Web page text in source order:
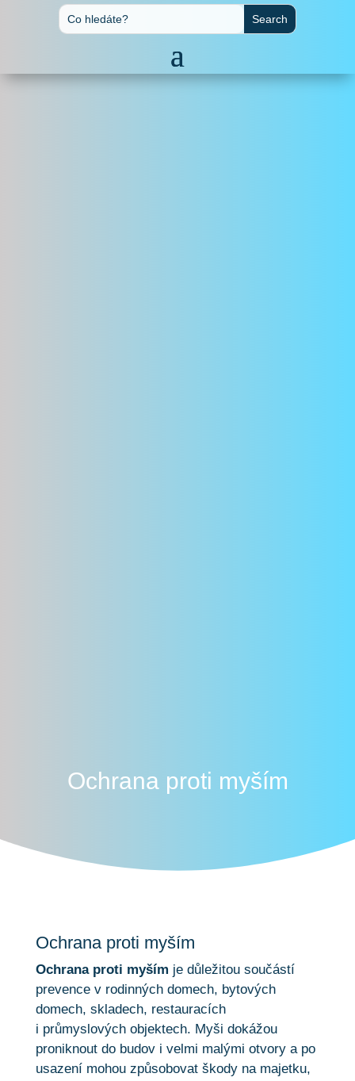
Ochrana proti myším
Ochrana proti myším
Ochrana proti myším je důležitou součástí
prevence v rodinných domech, bytových
domech, skladech, restauracích
i průmyslových objektech. Myši dokážou
proniknout do budov i velmi malými otvory a po
usazení mohou způsobovat škody na majetku,